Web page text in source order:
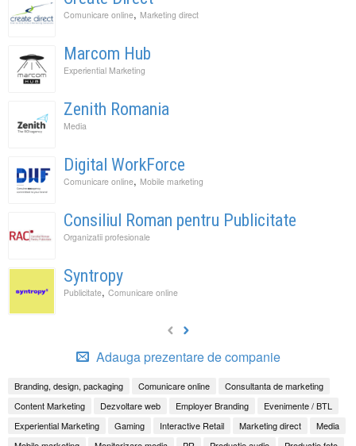
Comunicare online, Marketing direct
Marcom Hub
Experiential Marketing
Zenith Romania
Media
Digital WorkForce
Comunicare online, Mobile marketing
Consiliul Roman pentru Publicitate
Organizatii profesionale
Syntropy
Publicitate, Comunicare online
Adauga prezentare de companie
Branding, design, packaging Comunicare online
Consultanta de marketing
Content Marketing
Dezvoltare web Employer Branding
Evenimente / BTL
Experiential Marketing
Gaming Interactive Retail Marketing direct
Media